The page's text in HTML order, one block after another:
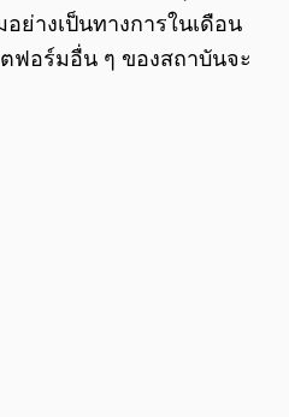
ย่างเป็นทางการในเดือน
ฟอร์มอื่น ๆ ของสถาบันจะ